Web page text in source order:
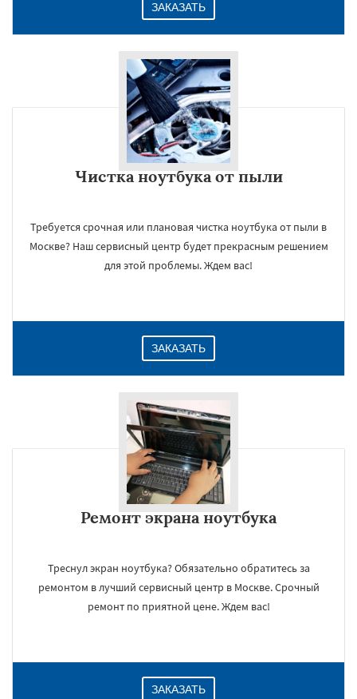
ЗАКАЗАТЬ
Чистка ноутбука от пыли
Требуется срочная или плановая чистка ноутбука от пыли в
Москве? Наш сервисный центр будет прекрасным решением
для этой проблемы. Ждем вас!
ЗАКАЗАТЬ
Ремонт экрана ноутбука
Треснул экран ноутбука? Обязательно обратитесь за
ремонтом в лучший сервисный центр в Москве. Срочный
ремонт по приятной цене. Ждем вас!
ЗАКАЗАТЬ